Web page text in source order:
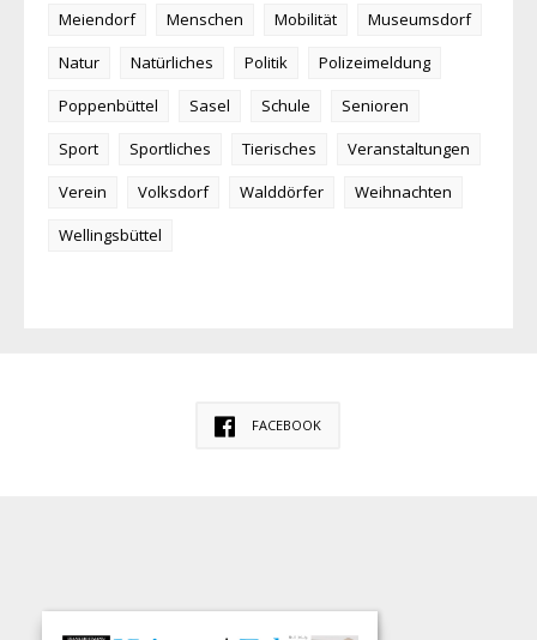
Meiendorf
Menschen Mobilität
Museumsdorf
Natur
Natürliches Politik
Polizeimeldung
Poppenbüttel
Sasel Schule
Senioren
Sport
Sportliches Tierisches
Veranstaltungen
Verein
Volksdorf Walddörfer
Weihnachten
Wellingsbüttel
FACEBOOK